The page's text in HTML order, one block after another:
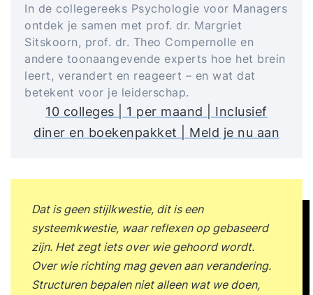
In de collegereeks Psychologie voor Managers
ontdek je samen met prof. dr. Margriet
Sitskoorn, prof. dr. Theo Compernolle en
andere toonaangevende experts hoe het brein
leert, verandert en reageert – en wat dat
betekent voor je leiderschap.
10 colleges | 1 per maand | Inclusief
diner en boekenpakket | Meld je nu aan
Dat is geen stijlkwestie, dit is een
systeemkwestie, waar reflexen op gebaseerd
zijn. Het zegt iets over wie gehoord wordt.
Over wie richting mag geven aan verandering.
Structuren bepalen niet alleen wat we doen,